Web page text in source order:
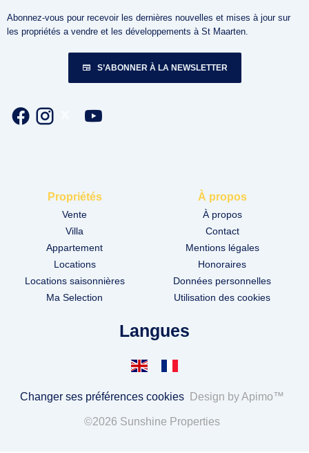
Abonnez-vous pour recevoir les dernières nouvelles et mises à jour sur
les propriétés a vendre et les développements à St Maarten.
S’ABONNER À LA NEWSLETTER
Propriétés
Vente
Villa
Appartement
Locations
Locations saisonnières
Ma Selection
À propos
À propos
Contact
Mentions légales
Honoraires
Données personnelles
Utilisation des cookies
Langues
Changer ses préférences cookies Design byApimo™
©2026 Sunshine Properties